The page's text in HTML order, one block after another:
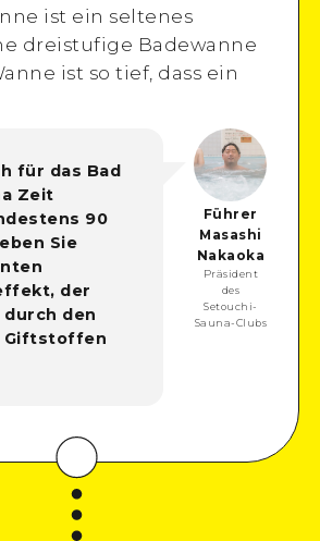
ist ein seltenes
dreistufige Badewanne
ist so tief, dass ein
Führer
Masashi
Nakaoka
Präsident
des
Setouchi-
Sauna-Clubs
für das Bad
Zeit
90
Sie
der
den
Giftstoffen